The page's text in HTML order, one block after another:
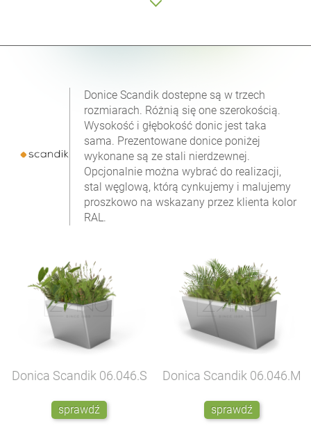
Donice Scandik dostepne są w trzech
rozmiarach. Różnią się one szerokością.
Wysokość i głębokość donic jest taka
sama. Prezentowane donice poniżej
wykonane są ze stali nierdzewnej.
Opcjonalnie można wybrać do realizacji,
stal węglową, którą cynkujemy i malujemy
proszkowo na wskazany przez klienta kolor
RAL.
Donica Scandik 06.046.S
sprawdź
Donica Scandik 06.046.M
sprawdź